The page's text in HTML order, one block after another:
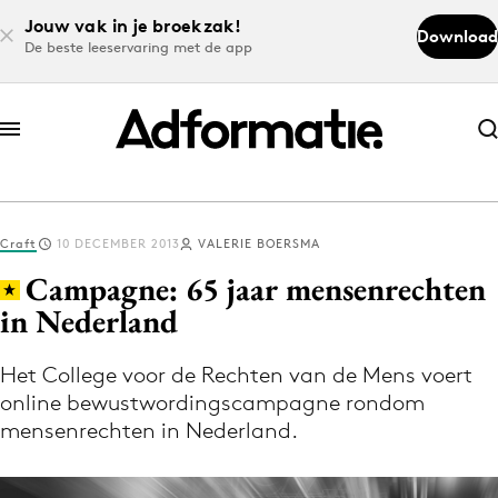
Jouw vak in je broekzak!
De beste leeservaring met de app
Download
Abonneer nu
Abonneer nu
Log in
Volg het laatste nieuws via de Adformatie
Nieuws app
Craft 10 DECEMBER 2013 VALERIE BOERSMA
Campagne: 65 jaar mensenrechten
in Nederland
Het College voor de Rechten van de Mens voert
online bewustwordingscampagne rondom
mensenrechten in Nederland.